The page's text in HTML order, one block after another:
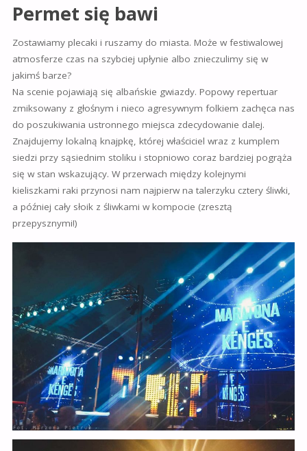
Permet się bawi
Zostawiamy plecaki i ruszamy do miasta. Może w festiwalowej
atmosferze czas na szybciej upłynie albo znieczulimy się w
jakimś barze?
Na scenie pojawiają się albańskie gwiazdy. Popowy repertuar
zmiksowany z głośnym i nieco agresywnym folkiem zachęca nas
do poszukiwania ustronnego miejsca zdecydowanie dalej.
Znajdujemy lokalną knajpkę, której właściciel wraz z kumplem
siedzi przy sąsiednim stoliku i stopniowo coraz bardziej pogrąża
się w stan wskazujący. W przerwach między kolejnymi
kieliszkami raki przynosi nam najpierw na talerzyku cztery śliwki,
a później cały słoik z śliwkami w kompocie (zresztą
przepysznymi!)